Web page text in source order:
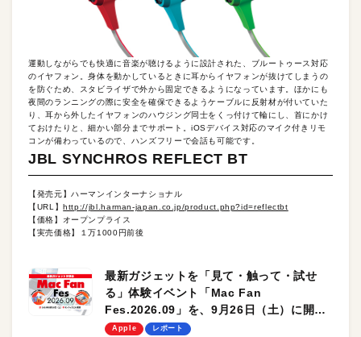
運動しながらでも快適に音楽が聴けるように設計された、ブルートゥース対応
のイヤフォン。身体を動かしているときに耳からイヤフォンが抜けてしまうの
を防ぐため、スタビライザで外から固定できるようになっています。ほかにも
夜間のランニングの際に安全を確保できるようケーブルに反射材が付いていた
り、耳から外したイヤフォンのハウジング同士をくっ付けて輪にし、首にかけ
ておけたりと、細かい部分までサポート。iOSデバイス対応のマイク付きリモ
コンが備わっているので、ハンズフリーで会話も可能です。
JBL SYNCHROS REFLECT BT
【発売元】ハーマンインターナショナル
【URL】http://jbl.harman-japan.co.jp/product.php?id=reflectbt
【価格】オープンプライス
【実売価格】１万1000円前後
最新ガジェットを「見て・触って・試せ
る」体験イベント「Mac Fan
Fes.2026.09」を、9月26日（土）に開催
します！
Apple レポート